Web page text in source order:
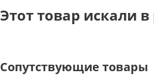
Этот товар искали
Сопутствующие товары